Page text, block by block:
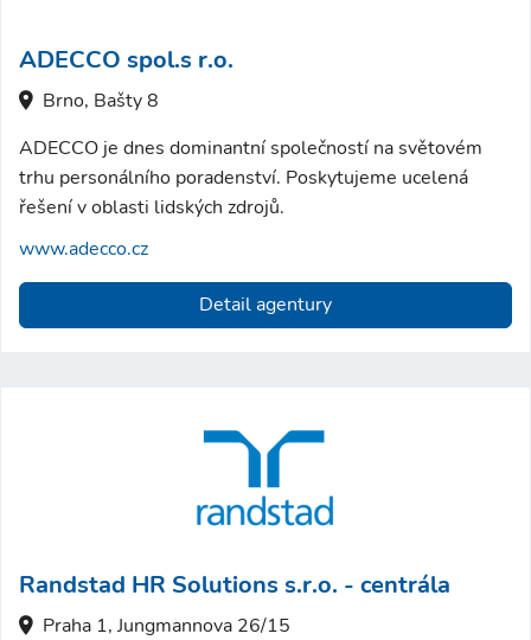
ADECCO spol.s r.o.
Brno, Bašty 8
ADECCO je dnes dominantní společností na světovém
trhu personálního poradenství. Poskytujeme ucelená
řešení v oblasti lidských zdrojů.
www.adecco.cz
Detail agentury
Randstad HR Solutions s.r.o. - centrála
Praha 1, Jungmannova 26/15